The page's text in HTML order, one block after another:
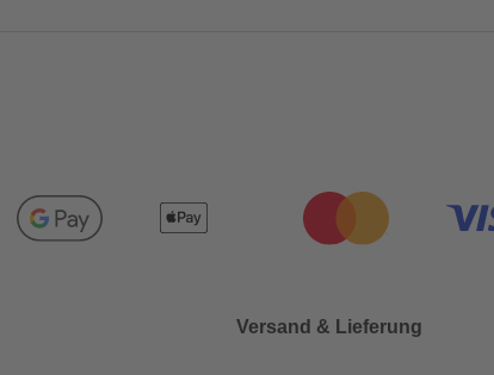
Versand & Lieferung